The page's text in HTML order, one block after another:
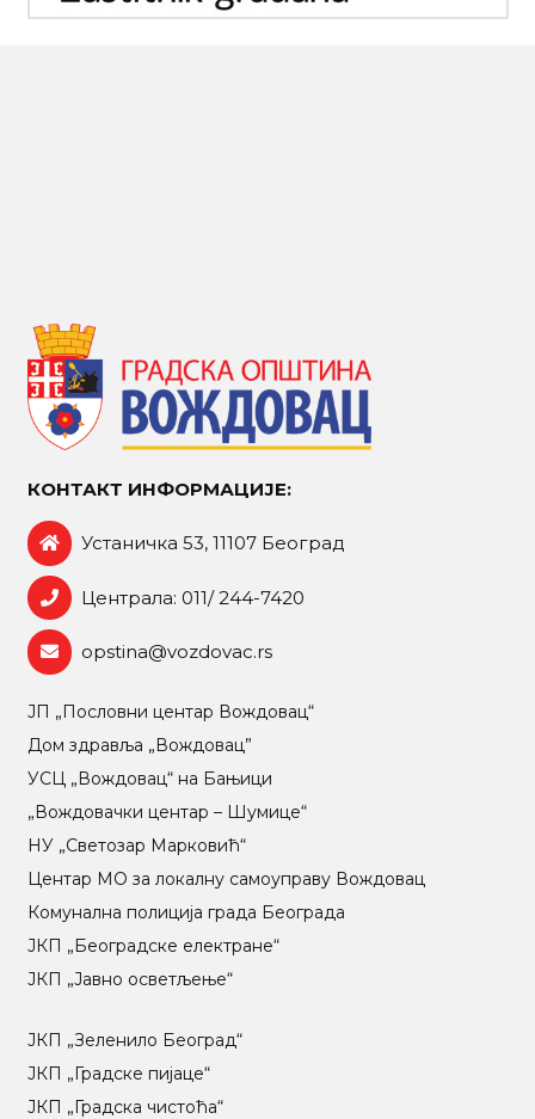
КОНТАКТ ИНФОРМАЦИЈЕ:
Устаничка 53, 11107 Београд
Централа: 011/ 244-7420
opstina@vozdovac.rs
ЈП „Пословни центар Вождовац“
Дом здравља „Вождовац”
УСЦ „Вождовац“ на Бањици
„Вождовачки центар – Шумице“
НУ „Светозар Марковић“
Центар МO за локалну самоуправу Вождовац
Комунална полиција града Београда
ЈКП „Београдске електране“
ЈКП „Јавно осветљење“
ЈКП „Зеленило Београд“
ЈКП „Градске пијаце“
ЈКП „Градска чистоћа“